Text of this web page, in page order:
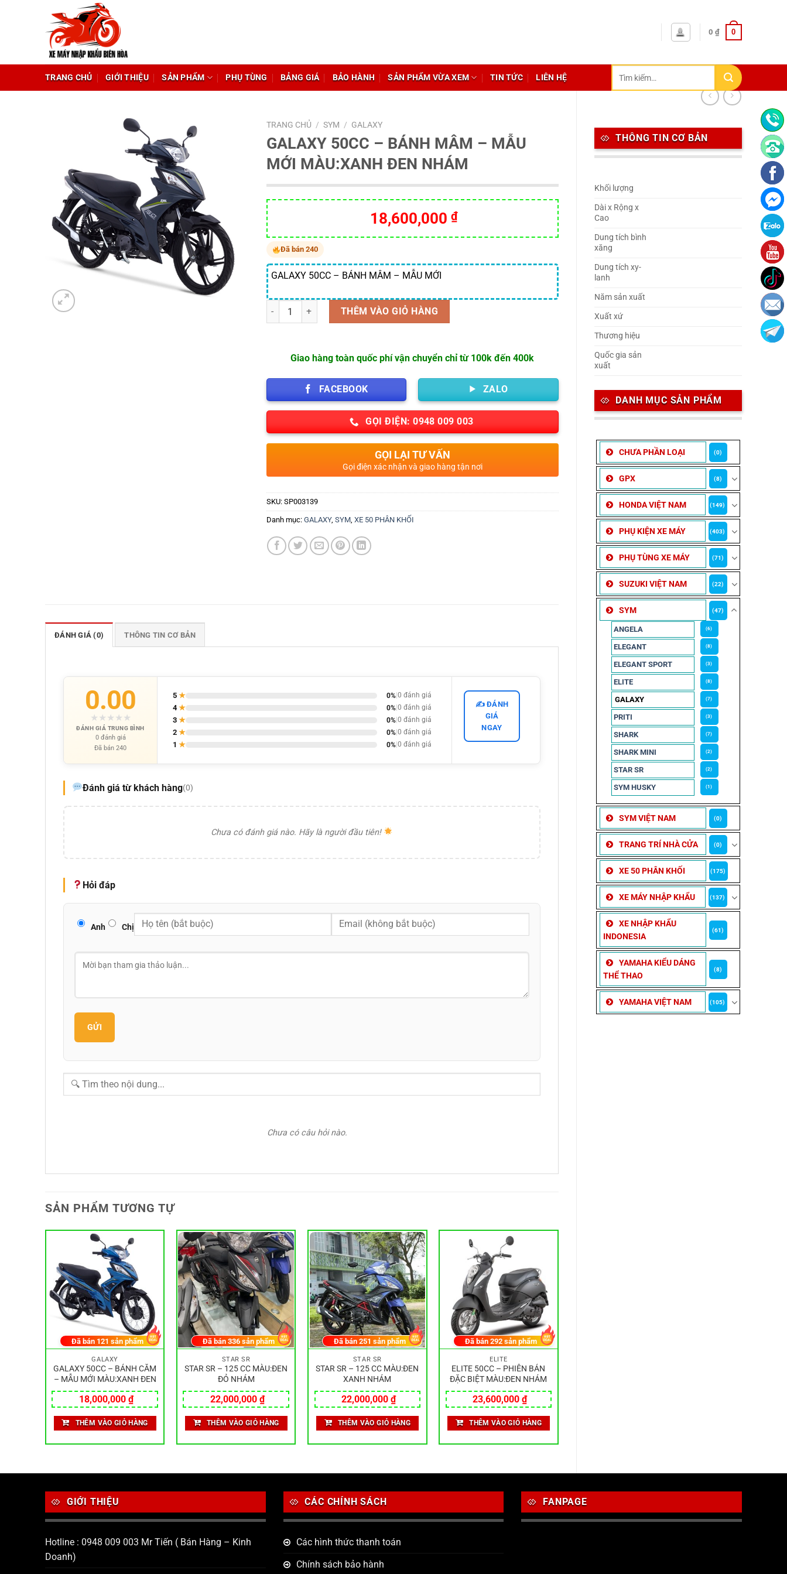
0 ₫ 0
TRANG CHỦ GIỚI THIỆU SẢN PHẨM PHỤ TÙNG BẢNG GIÁ BẢO HÀNH SẢN PHẨM VỪA XEM TIN TỨC LIÊN HỆ
kiếm:
THÔNG TIN CƠ BẢN
Khối lượng
Dài x Rộng x
Cao
Dung tích bình
xăng
Dung tích xy-
lanh
Năm sản xuất
Xuất xứ
Thương hiệu
Quốc gia sản
xuất
DANH MỤC SẢN PHẨM
CHƯA PHẦN LOẠI (0)
GPX (8)
HONDA VIỆT NAM (149)
PHỤ KIỆN XE MÁY (403)
PHỤ TÙNG XE MÁY (71)
SUZUKI VIỆT NAM (22)
SYM (47)
ANGELA (6)
ELEGANT (8)
ELEGANT SPORT (3)
ELITE (8)
GALAXY (7)
PRITI (3)
SHARK (7)
SHARK MINI (2)
STAR SR (2)
SYM HUSKY (1)
SYM VIỆT NAM (0)
TRANG TRÍ NHÀ CỬA (0)
XE 50 PHÂN KHỐI (175)
XE MÁY NHẬP KHẨU (137)
XE NHẬP KHẨU
INDONESIA
(61)
YAMAHA KIỂU DÁNG
THỂ THAO
(8)
YAMAHA VIỆT NAM (105)
TRANG CHỦ / SYM / GALAXY
GALAXY 50CC – BÁNH MÂM – MẪU
MỚI MÀU:XANH ĐEN NHÁM
18,600,000 ₫
Đã bán 240
GALAXY 50CC – BÁNH MÂM – MẪU MỚI
Số lượng THÊM VÀO GIỎ HÀNG
Giao hàng toàn quốc phí vận chuyển chỉ từ 100k đến 400k
FACEBOOK ZALO
GỌI ĐIỆN: 0948 009 003
GỌI LẠI TƯ VẤN
Gọi điện xác nhận và giao hàng tận nơi
SKU: SP003139
Danh mục: GALAXY, SYM, XE 50 PHÂN KHỐI
ĐÁNH GIÁ (0) THÔNG TIN CƠ BẢN
0.00
★ ★ ★ ★ ★
ĐÁNH GIÁ TRUNG BÌNH
0 đánh giá
Đã bán 240
5 ★ 0%| 0 đánh giá
4★ 0%| 0 đánh giá
3 ★ 0%| 0 đánh giá
2 ★ 0%| 0 đánh giá
1 ★ 0%| 0 đánh giá
✍️ ĐÁNH
GIÁ
NGAY
Đánh giá từ khách hàng(0)
Chưa có đánh giá nào. Hãy là người đầu tiên!
Hỏi đáp
Anh Chị
GỬI
Chưa có câu hỏi nào.
SẢN PHẨM TƯƠNG TỰ
GALAXY
GALAXY 50CC – BÁNH CĂM
– MẪU MỚI MÀU:XANH ĐEN
18,000,000₫
Đã bán 121 sản phẩm
THÊM VÀO GIỎ HÀNG
STAR SR
STAR SR – 125 CC MÀU:ĐEN
ĐỎ NHÁM
22,000,000₫
Đã bán 336sản phẩm
THÊM VÀO GIỎ HÀNG
STAR SR
STAR SR – 125 CC MÀU:ĐEN
XANH NHÁM
22,000,000₫
Đã bán 251 sản phẩm
THÊM VÀO GIỎ HÀNG
ELITE
ELITE 50CC – PHIÊN BẢN
ĐẶC BIỆT MÀU:ĐEN NHÁM
23,600,000₫
Đã bán292 sản phẩm
THÊM VÀO GIỎ HÀNG
GIỚI THIỆU
Hotline : 0948 009 003 Mr Tiến ( Bán Hàng – Kinh
Doanh)
CÁC CHÍNH SÁCH
Các hình thức thanh toán
Chính sách bảo hành
FANPAGE